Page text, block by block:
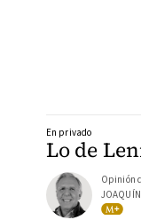
Lo de
En privado
Opinión